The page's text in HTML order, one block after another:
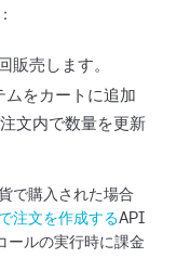
販売します。
をカートに追加
文内で数量を更新
で購入された場合
注文を作成するAPI
ールの実行時に課金